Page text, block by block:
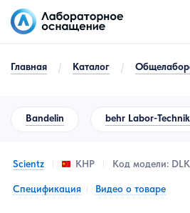
Главная / Каталог /
Bandelin behr Labor-
Scientz КНР Код модели:
Спецификация Видео о товаре